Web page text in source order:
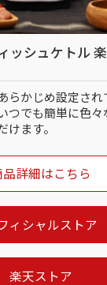
ッシュケトル
らかじめ設定さ
つでも簡単に色
ます。
品詳細はこちら
ィシャルストア
楽天ストア